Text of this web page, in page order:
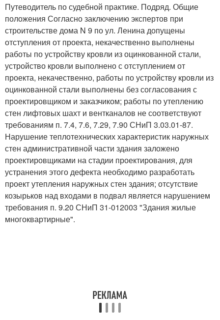
Путеводитель по судебной практике. Подряд. Общие
положения Согласно заключению экспертов при
строительстве дома N 9 по ул. Ленина допущены
отступления от проекта, некачественно выполнены
работы по устройству кровли из оцинкованной стали,
устройство кровли выполнено с отступлением от
проекта, некачественно, работы по устройству кровли из
оцинкованной стали выполнены без согласования с
проектировщиком и заказчиком; работы по утеплению
стен лифтовых шахт и вентканалов не соответствуют
требованиям п. 7.4, 7.6, 7.29, 7.90 СНиП 3.03.01-87.
Нарушение теплотехнических характеристик наружных
стен административной части здания заложено
проектировщиками на стадии проектирования, для
устранения этого дефекта необходимо разработать
проект утепления наружных стен здания; отсутствие
козырьков над входами в подвал является нарушением
требования п. 9.20 СНиП 31-012003 "Здания жилые
многоквартирные".